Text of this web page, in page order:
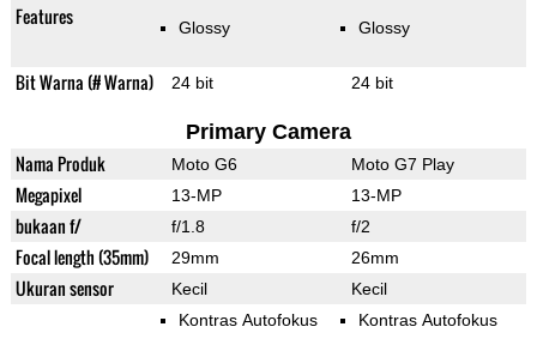
Features Glossy Glossy
Bit Warna (# Warna) 24 bit 24 bit
Primary Camera
Nama Produk Moto G6 Moto G7 Play
Megapixel 13-MP 13-MP
bukaan f/ f/1.8 f/2
Focal length (35mm) 29mm 26mm
Ukuran sensor Kecil Kecil
Kontras Autofokus Kontras Autofokus